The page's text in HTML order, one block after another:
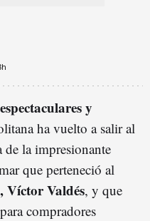
y
ha vuelto a salir al
la impresionante
que perteneció al
Víctor Valdés, y que
compradores